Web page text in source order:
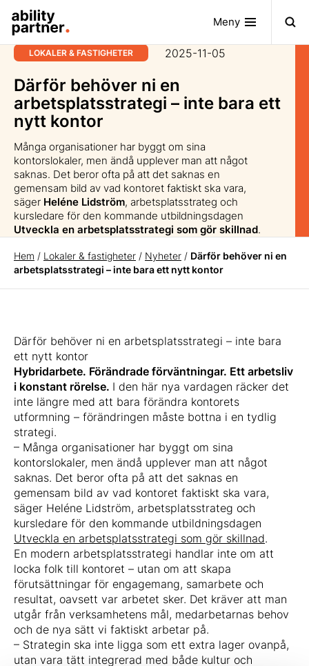
Meny
LOKALER & FASTIGHETER 2025-11-05
Därför behöver ni en
arbetsplatsstrategi – inte bara ett
nytt kontor
Många organisationer har byggt om sina
kontorslokaler, men ändå upplever man att något
saknas. Det beror ofta på att det saknas en
gemensam bild av vad kontoret faktiskt ska vara,
säger Heléne Lidström, arbetsplatsstrateg och
kursledare för den kommande utbildningsdagen
Utveckla en arbetsplatsstrategi som gör skillnad.
Hem / Lokaler & fastigheter / Nyheter / Därför behöver ni en
arbetsplatsstrategi – inte bara ett nytt kontor
Därför behöver ni en arbetsplatsstrategi – inte bara
ett nytt kontor
Hybridarbete. Förändrade förväntningar. Ett arbetsliv
i konstant rörelse. I den här nya vardagen räcker det
inte längre med att bara förändra kontorets
utformning – förändringen måste bottna i en tydlig
strategi.
– Många organisationer har byggt om sina
kontorslokaler, men ändå upplever man att något
saknas. Det beror ofta på att det saknas en
gemensam bild av vad kontoret faktiskt ska vara,
säger Heléne Lidström, arbetsplatsstrateg och
kursledare för den kommande utbildningsdagen
Utveckla en arbetsplatsstrategi som gör skillnad.
En modern arbetsplatsstrategi handlar inte om att
locka folk till kontoret – utan om att skapa
förutsättningar för engagemang, samarbete och
resultat, oavsett var arbetet sker. Det kräver att man
utgår från verksamhetens mål, medarbetarnas behov
och de nya sätt vi faktiskt arbetar på.
– Strategin ska inte ligga som ett extra lager ovanpå,
utan vara tätt integrerad med både kultur och